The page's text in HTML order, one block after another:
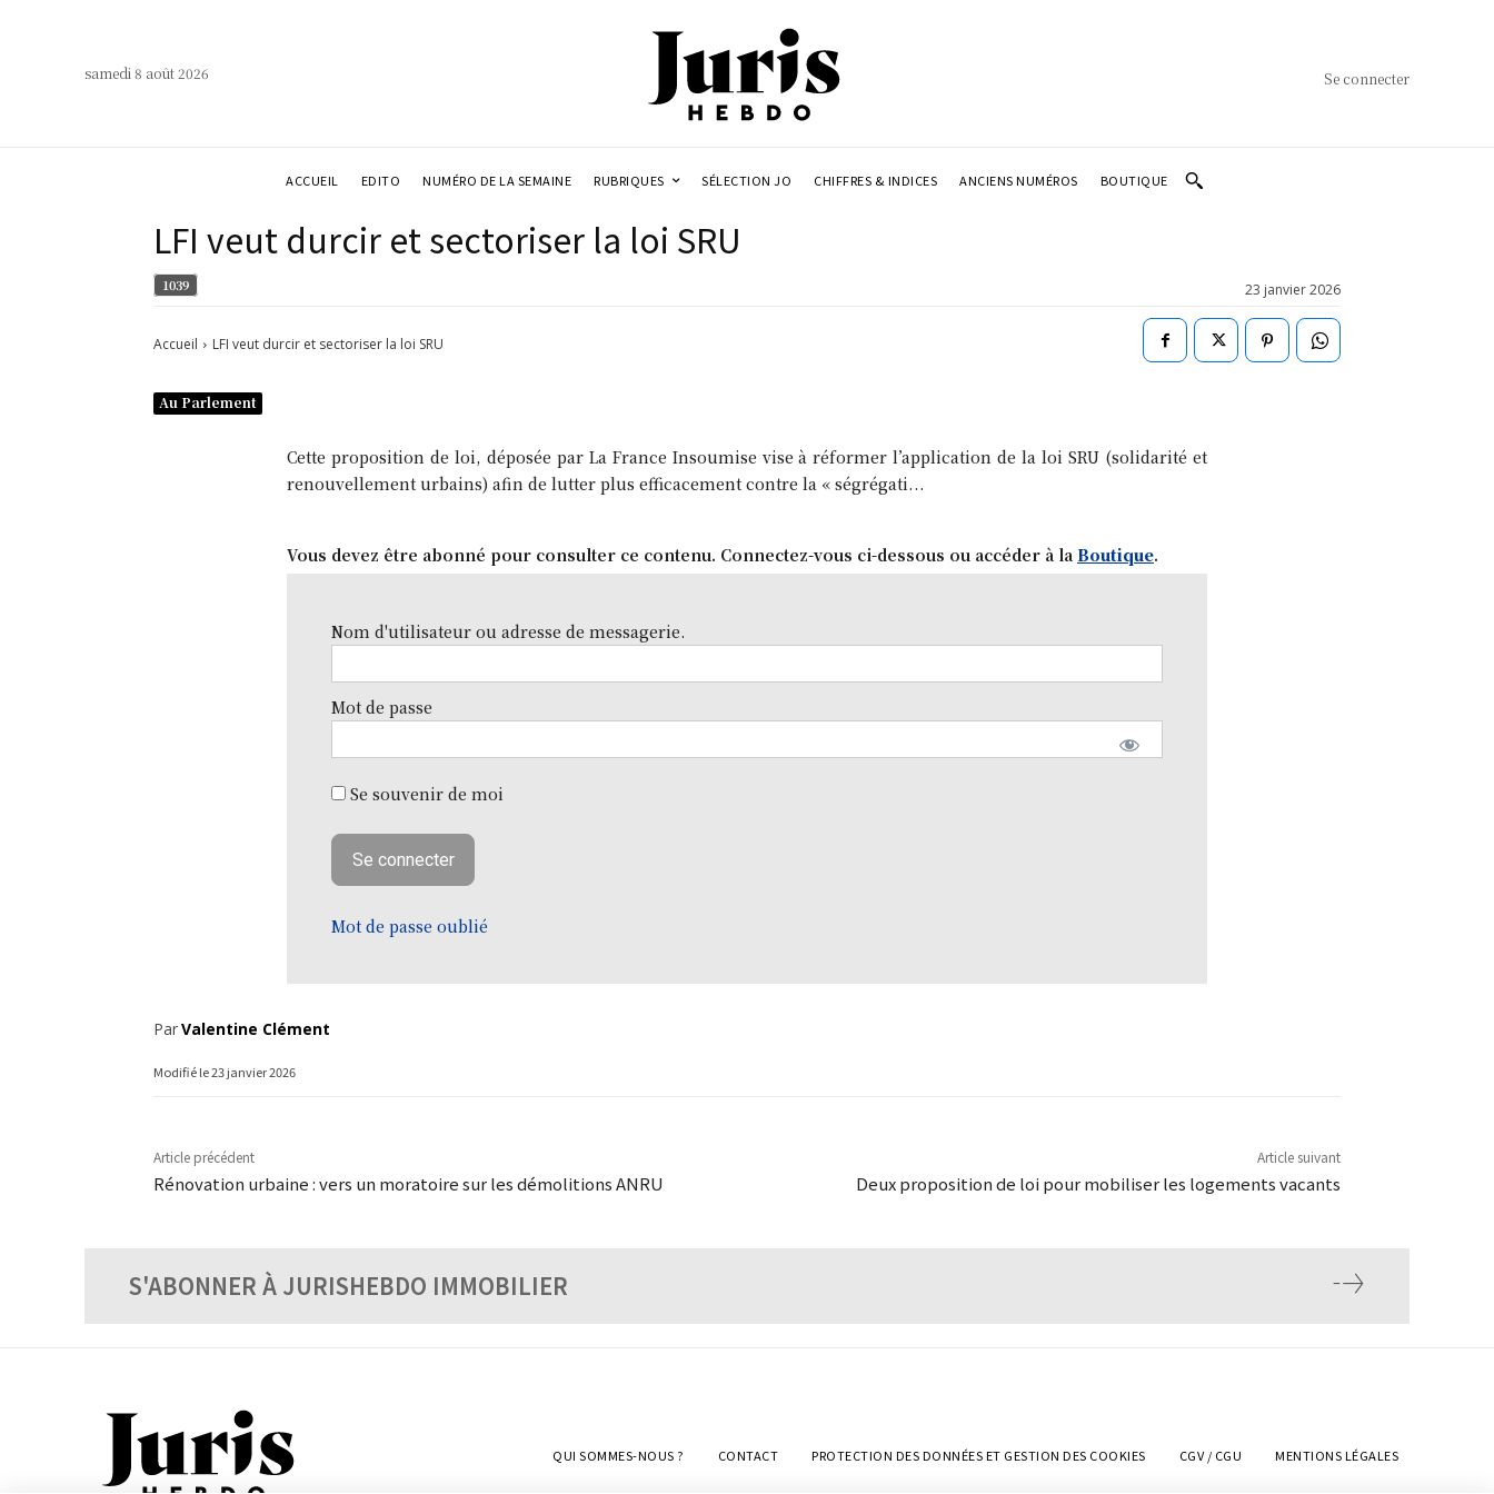
samedi 8 août 2026 Se connecter
ACCUEIL EDITO NUMÉRO DE LA SEMAINE RUBRIQUES SÉLECTION JO CHIFFRES & INDICES ANCIENS NUMÉROS BOUTIQUE
LFI veut durcir et sectoriser la loi SRU
1039 23 janvier 2026
Accueil LFI veut durcir et sectoriser la loi SRU
Au Parlement
Cette proposition de loi, déposée par La France Insoumise vise à réformer l’application de la loi SRU (solidarité et
renouvellement urbains) afin de lutter plus efficacement contre la « ségrégati...
Vous devez être abonné pour consulter ce contenu. Connectez-vous ci-dessous ou accéder à la Boutique.
Nom d'utilisateur ou adresse de messagerie.
Mot de passe
Se souvenir de moi
Mot de passe oublié
ParValentine Clément
Modifié le23 janvier 2026
Article précédent
Rénovation urbaine : vers un moratoire sur les démolitions ANRU
Article suivant
Deux proposition de loi pour mobiliser les logements vacants
S'ABONNER À JURISHEBDO IMMOBILIER
QUI SOMMES-NOUS ? CONTACT PROTECTION DES DONNÉES ET GESTION DES COOKIES CGV / CGU MENTIONS LÉGALES